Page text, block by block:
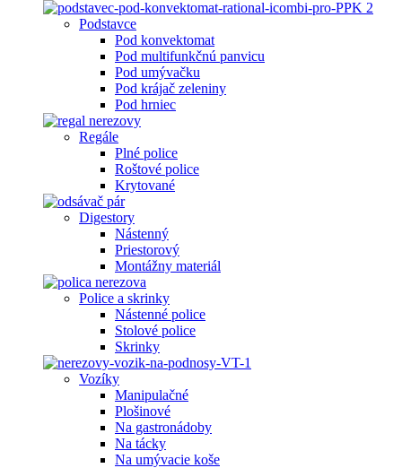
Podstavce
Pod konvektomat
Pod multifunkčnú panvicu
Pod umývačku
Pod krájač zeleniny
Pod hrniec
Regále
Plné police
Roštové police
Krytované
Digestory
Nástenný
Priestorový
Montážny materiál
Police a skrinky
Nástenné police
Stolové police
Skrinky
Vozíky
Manipulačné
Plošinové
Na gastronádoby
Na tácky
Na umývacie koše